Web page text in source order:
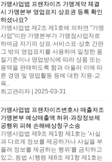
가맹사업법 프랜차이즈 가맹계약 체결
시 가맹본부 영업표지 상표권 등록 확인
하셨나요?
가맹사업법 제2조 제1호에 의하면 "가맹
사업"이란 가맹본부가 가맹점사업자로
하여금 자기의 상표·서비스표·상호 간판
그 밖의 영업표지를 사용하여 일정한 품
질기준이나 영업방식에 따라 상품 또는
용역을 판매하도록 함과 아울러 이에 따
른 경영 및 영업활동 등에 대한 지원·교
육..
최고관리자 | 2025-03-31
가맹사업법 프랜차이즈변호사 매출저조
가맹본부 예상매출액 허위·과장정보제
공행위 피해 손해배상청구소송
가맹사업법 제9조 제1항 제1호는 '사실
과 다르게 정보를 제공하거나 사실을 부
풀려 정보를 제공하는 행위'를 금지하고
있고, 동법 시행령 제8조 제1항 제1호는